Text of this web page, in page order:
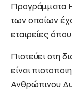
Προγράμματα
των οποίων
εταιρείες
Πιστεύει στη
είναι
Ανθρώπινου